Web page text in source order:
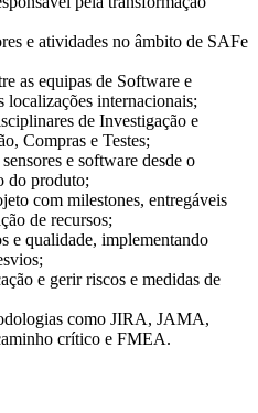
e atividades no âmbito de SAFe
as equipas de Software e
localizações internacionais;
de Investigação e
Compras e Testes;
e software desde o
do produto;
com milestones, entregáveis
de recursos;
e qualidade, implementando
e gerir riscos e medidas de
como JIRA, JAMA,
crítico e FMEA.